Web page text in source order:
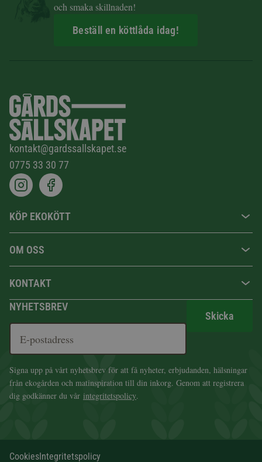
och smaka skillnaden!
Beställ en köttlåda idag!
kontakt@gardssallskapet.se
0775 33 30 77
KÖP EKOKÖTT
OM OSS
KONTAKT
NYHETSBREV
Skicka
Signa upp på vårt nyhetsbrev för att få nyheter, erbjudanden, hälsningar
från ekogården och matinspiration till din inkorg. Genom att registrera
dig godkänner du vår integritetspolicy.
CookiesIntegritetspolicy